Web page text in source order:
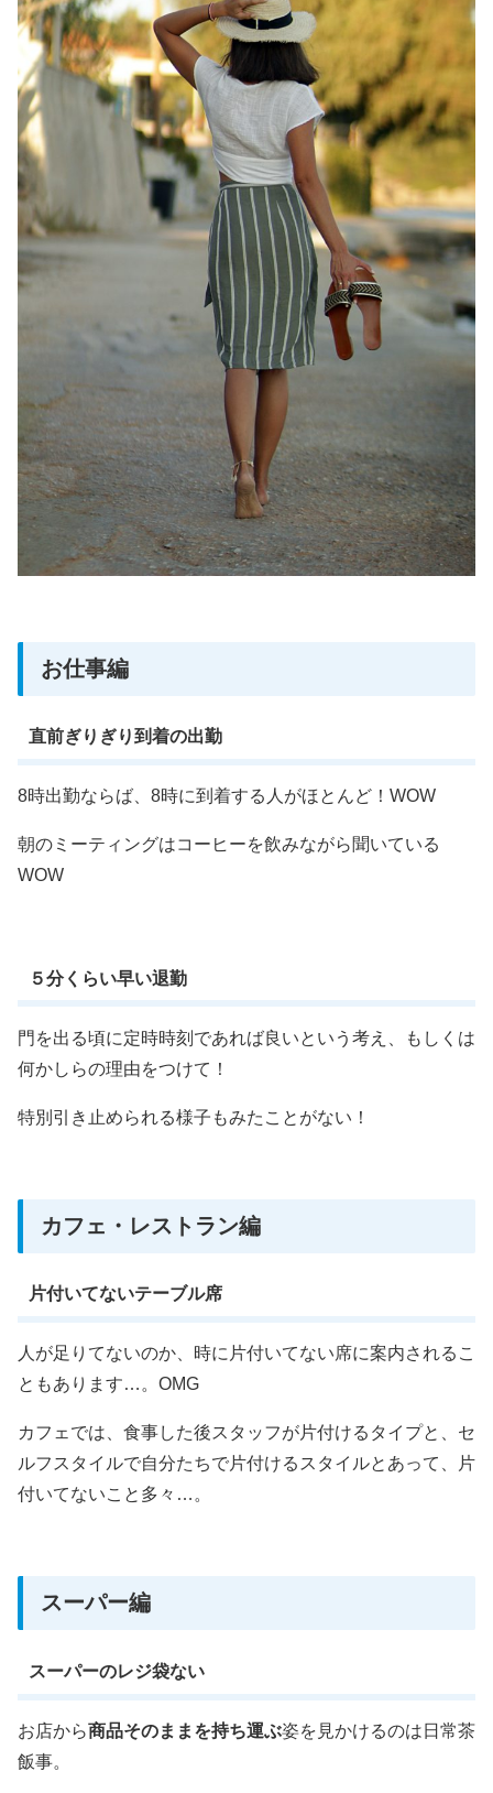
お仕事編
直前ぎりぎり到着の出勤
8時出勤ならば、8時に到着する人がほとんど！WOW
朝のミーティングはコーヒーを飲みながら聞いている
WOW
５分くらい早い退勤
門を出る頃に定時時刻であれば良いという考え、もしくは
何かしらの理由をつけて！
特別引き止められる様子もみたことがない！
カフェ・レストラン編
片付いてないテーブル席
人が足りてないのか、時に片付いてない席に案内されるこ
ともあります…。OMG
カフェでは、食事した後スタッフが片付けるタイプと、セ
ルフスタイルで自分たちで片付けるスタイルとあって、片
付いてないこと多々…。
スーパー編
スーパーのレジ袋ない
お店から商品そのままを持ち運ぶ姿を見かけるのは日常茶
飯事。